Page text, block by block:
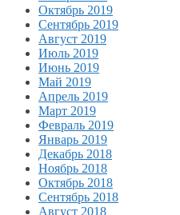
Октябрь 2019
Сентябрь 2019
Август 2019
Июль 2019
Июнь 2019
Май 2019
Апрель 2019
Март 2019
Февраль 2019
Январь 2019
Декабрь 2018
Ноябрь 2018
Октябрь 2018
Сентябрь 2018
Август 2018